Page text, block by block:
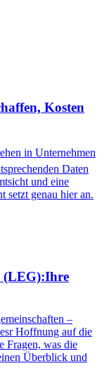
Kosten
in Unternehmen
Daten
und eine
setzt genau hier an.
(LEG):Ihre
–
Hoffnung auf die
Fragen, was die
Überblick und